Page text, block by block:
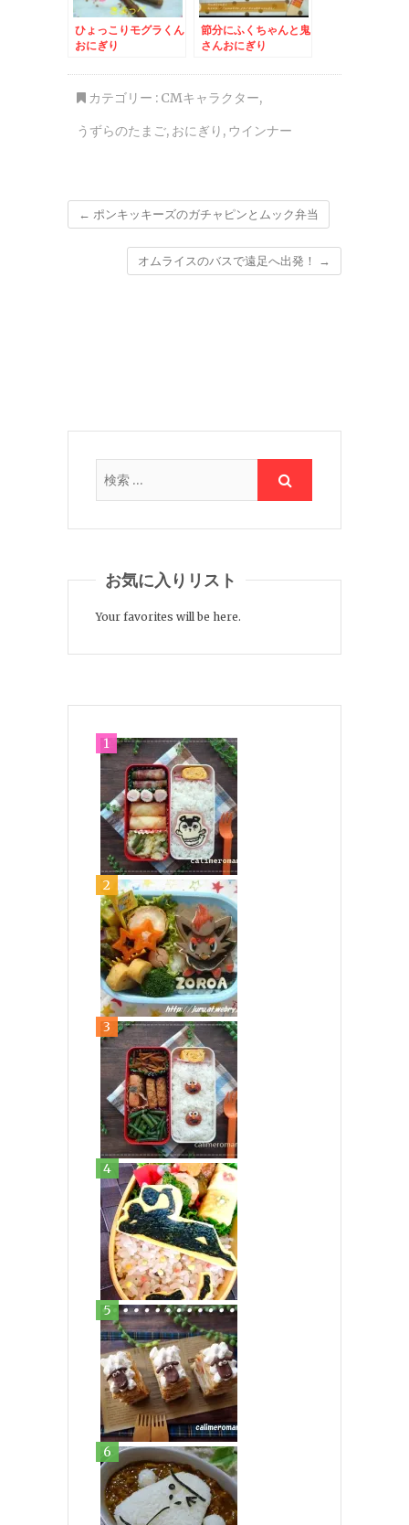
ひょっこりモグラくん
おにぎり
節分にふくちゃんと鬼
さんおにぎり
カテゴリー : CMキャラクター,
うずらのたまご, おにぎり , ウインナー
← ポンキッキーズのガチャピンとムック弁当
オムライスのバスで遠足へ出発！ →
お気に入りリスト
Your favorites will be here.